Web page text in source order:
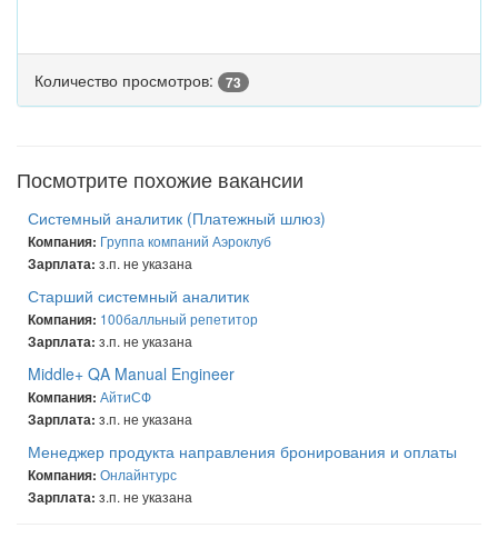
Количество просмотров: 73
Посмотрите похожие вакансии
Системный аналитик (Платежный шлюз)
Компания: Группа компаний Аэроклуб
Зарплата: з.п. не указана
Старший системный аналитик
Компания: 100балльный репетитор
Зарплата: з.п. не указана
Middle+ QA Manual Engineer
Компания: АйтиСФ
Зарплата: з.п. не указана
Менеджер продукта направления бронирования и оплаты
Компания: Онлайнтурс
Зарплата: з.п. не указана